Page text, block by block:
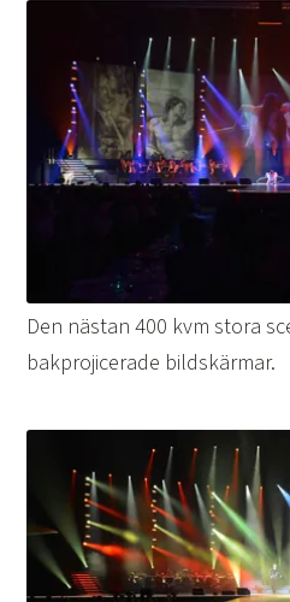
Den nästan 400 kvm stora
bakprojicerade bildskärmar.